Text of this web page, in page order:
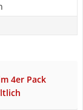
4er Pack